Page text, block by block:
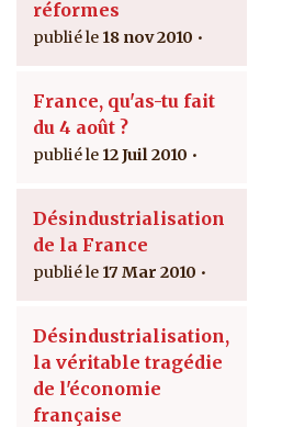
réformes
18 nov 2010
France, qu'as-tu fait
du 4 août ?
12 Juil 2010
Désindustrialisation
de la France
17 Mar 2010
Désindustrialisation,
la véritable tragédie
de l'économie
française